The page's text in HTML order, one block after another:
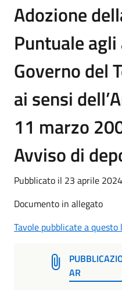
Adozione
Puntuale
Governo del
ai sensi
11 marzo
Avviso di
Pubblicato il 23 aprile
Documento in allegato
Tavole pubblicate a questo
AR